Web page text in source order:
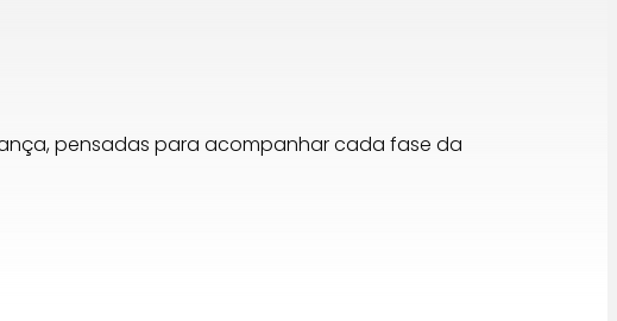
pensadas para acompanhar cada fase da